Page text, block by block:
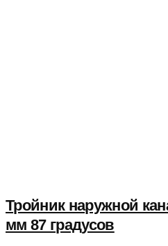
Тройник наружной
мм 87 градусов